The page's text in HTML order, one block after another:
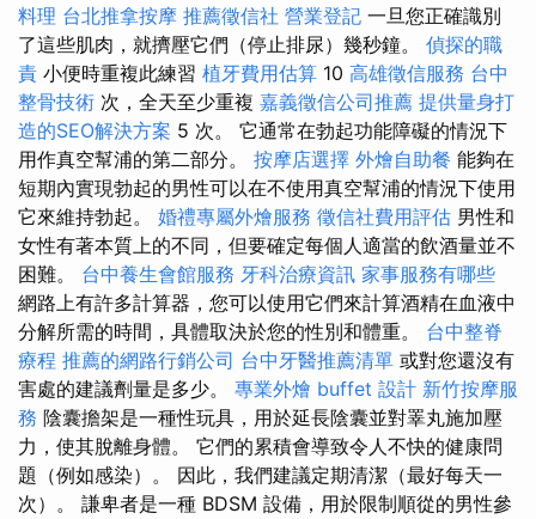
料理 台北推拿按摩 推薦徵信社 營業登記 一旦您正確識別
了這些肌肉，就擠壓它們（停止排尿）幾秒鐘。 偵探的職
責 小便時重複此練習 植牙費用估算 10 高雄徵信服務 台中
整骨技術 次，全天至少重複 嘉義徵信公司推薦 提供量身打
造的SEO解決方案 5 次。 它通常在勃起功能障礙的情況下
用作真空幫浦的第二部分。 按摩店選擇 外燴自助餐 能夠在
短期內實現勃起的男性可以在不使用真空幫浦的情況下使用
它來維持勃起。 婚禮專屬外燴服務 徵信社費用評估 男性和
女性有著本質上的不同，但要確定每個人適當的飲酒量並不
困難。 台中養生會館服務 牙科治療資訊 家事服務有哪些
網路上有許多計算器，您可以使用它們來計算酒精在血液中
分解所需的時間，具體取決於您的性別和體重。 台中整脊
療程 推薦的網路行銷公司 台中牙醫推薦清單 或對您還沒有
害處的建議劑量是多少。 專業外燴 buffet 設計 新竹按摩服
務 陰囊擔架是一種性玩具，用於延長陰囊並對睪丸施加壓
力，使其脫離身體。 它們的累積會導致令人不快的健康問
題（例如感染）。 因此，我們建議定期清潔（最好每天一
次）。 謙卑者是一種 BDSM 設備，用於限制順從的男性參